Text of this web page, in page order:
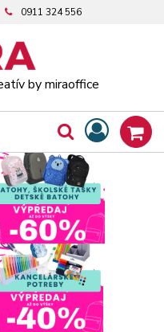
by miraoffice
0911 324 556